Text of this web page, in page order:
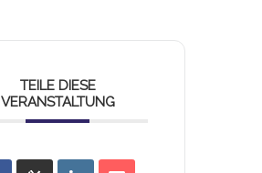
TEILE DIESE
VERANSTALTUNG